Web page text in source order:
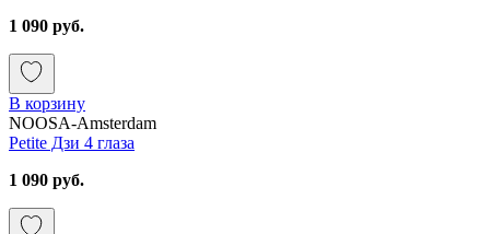
1 090 руб.
В корзину
NOOSA-Amsterdam
Petite Дзи 4 глаза
1 090 руб.